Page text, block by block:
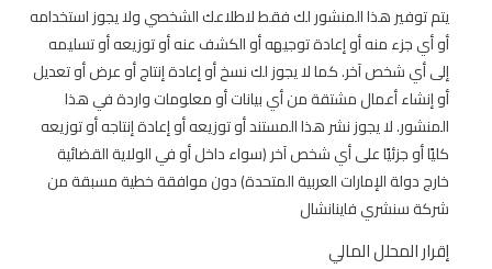
يتم توفير هذا المنشور لك فقط لاطلاعك الشخصي ولا يجوز استخدامه
أو أي جزء منه أو إعادة توجيهه أو الكشف عنه أو توزيعه أو تسليمه
إلى أي شخص آخر. كما لا يجوز لك نسخ أو إعادة إنتاج أو عرض أو تعديل
أو إنشاء أعمال مشتقة من أي بيانات أو معلومات واردة في هذا
المنشور. لا يجوز نشر هذا المستند أو توزيعه أو إعادة إنتاجه أو توزيعه
كليًا أو جزئيًا على أي شخص آخر (سواء داخل أو في الولاية القضائية
خارج دولة الإمارات العربية المتحدة) دون موافقة خطية مسبقة من
شركة سنشري فاينانشال
إقرار المحلل المالي